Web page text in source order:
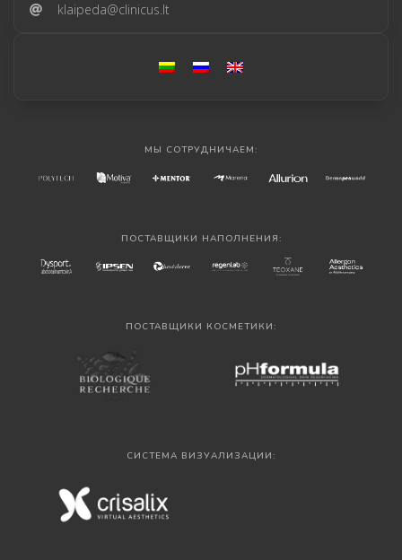
klaipeda@clinicus.lt
МЫ СОТРУДНИЧАЕМ:
ПОСТАВЩИКИ НАПОЛНЕНИЯ:
ПОСТАВЩИКИ КОСМЕТИКИ:
СИСТЕМА ВИЗУАЛИЗАЦИИ: